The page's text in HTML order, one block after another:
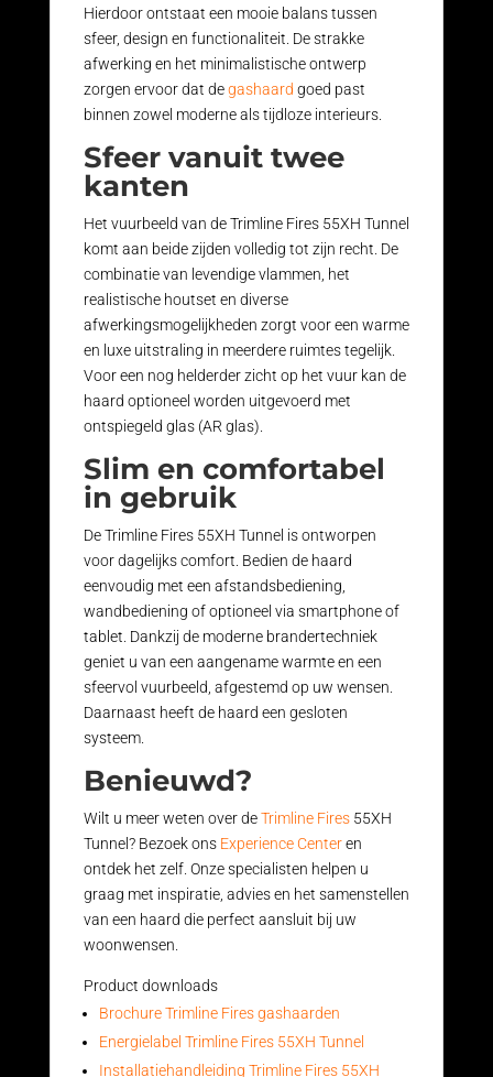
Hierdoor ontstaat een mooie balans tussen
sfeer, design en functionaliteit. De strakke
afwerking en het minimalistische ontwerp
zorgen ervoor dat degashaard goed past
binnen zowel moderne als tijdloze interieurs.
Sfeer vanuit twee
kanten
Het vuurbeeld van de Trimline Fires 55XH Tunnel
komt aan beide zijden volledig tot zijn recht. De
combinatie van levendige vlammen, het
realistische houtset en diverse
afwerkingsmogelijkheden zorgt voor een warme
en luxe uitstraling in meerdere ruimtes tegelijk.
Voor een nog helderder zicht op het vuur kan de
haard optioneel worden uitgevoerd met
ontspiegeld glas (AR glas).
Slim en comfortabel
in gebruik
De Trimline Fires 55XH Tunnel is ontworpen
voor dagelijks comfort. Bedien de haard
eenvoudig met een afstandsbediening,
wandbediening of optioneel via smartphone of
tablet. Dankzij de moderne brandertechniek
geniet u van een aangename warmte en een
sfeervol vuurbeeld, afgestemd op uw wensen.
Daarnaast heeft de haard een gesloten
systeem.
Benieuwd?
Wilt u meer weten over deTrimline Fires55XH
Tunnel? Bezoek ons Experience Centeren
ontdek het zelf. Onze specialisten helpen u
graag met inspiratie, advies en het samenstellen
van een haard die perfect aansluit bij uw
woonwensen.
Product downloads
Brochure Trimline Fires gashaarden
Energielabel Trimline Fires 55XH Tunnel
Installatiehandleiding Trimline Fires 55XH